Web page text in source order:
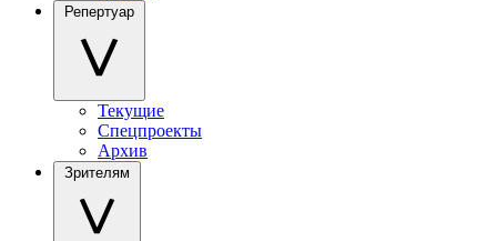
Репертуар
Текущие
Спецпроекты
Архив
Зрителям